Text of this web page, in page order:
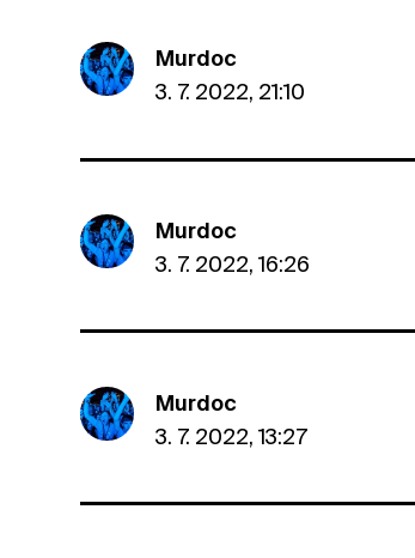
Murdoc
3. 7. 2022, 21:10
Murdoc
3. 7. 2022, 16:26
Murdoc
3. 7. 2022, 13:27